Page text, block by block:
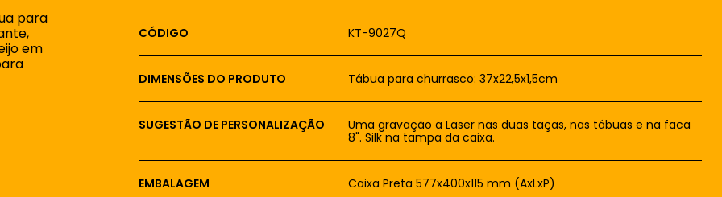
para
em
CÓDIGO KT-9027Q
DIMENSÕES DO PRODUTO Tábua para churrasco: 37x22,5x1,5cm
SUGESTÃO DE PERSONALIZAÇÃO
Uma gravação a Laser nas duas taças, nas tábuas e na faca
8". Silk na tampa da caixa.
EMBALAGEM Caixa Preta 577x400x115 mm (AxLxP)